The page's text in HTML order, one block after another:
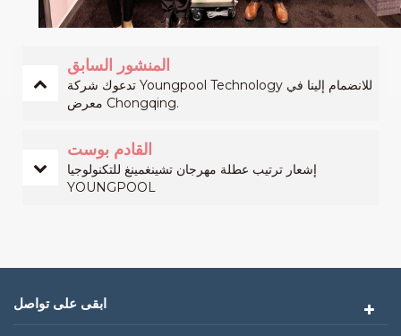
المنشور السابق
تدعوك شركة Youngpool Technology للانضمام إلينا في
معرض Chongqing.
القادم بوست
إشعار ترتيب عطلة مهرجان تشينغمينغ للتكنولوجيا
YOUNGPOOL
ابقى على تواصل